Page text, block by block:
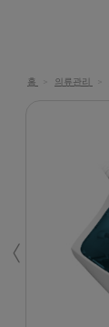
홈 의류관리
‹